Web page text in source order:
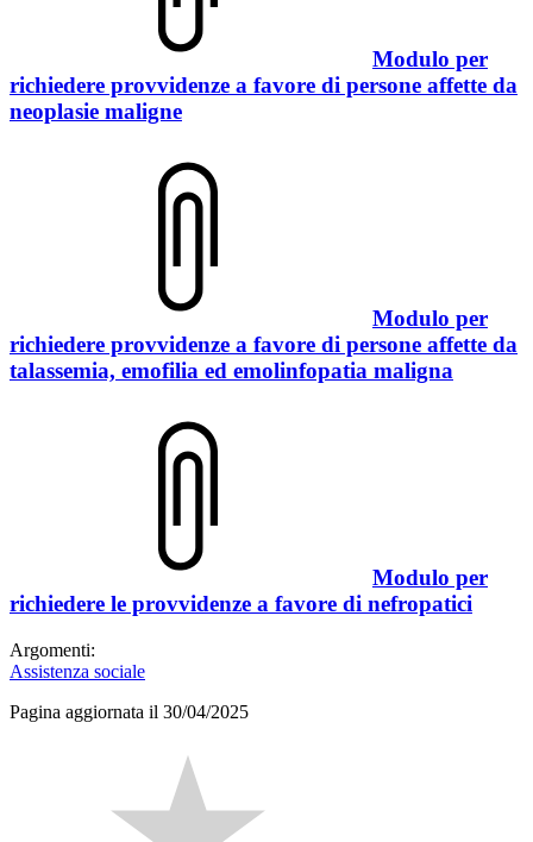
Modulo per
richiedere provvidenze a favore di persone affette da
neoplasie maligne
Modulo per
richiedere provvidenze a favore di persone affette da
talassemia, emofilia ed emolinfopatia maligna
Modulo per
richiedere le provvidenze a favore di nefropatici
Argomenti:
Assistenza sociale
Pagina aggiornata il 30/04/2025